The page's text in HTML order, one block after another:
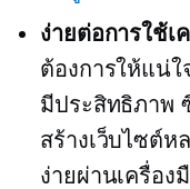
ง่ายต่อการใช้เ
ต้องการให้แน่
มีประสิทธิภาพ
สร้างเว็บไซต์ห
ง่ายผ่านเครื่อง